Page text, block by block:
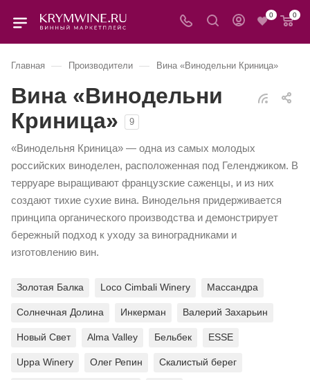
0 0
Главная — Производители — Вина «Винодельни Криница»
Вина «Винодельни
Криница»
9
«Винодельня Криница» — одна из самых молодых
российских виноделен, расположенная под Геленджиком. В
терруаре выращивают французские саженцы, и из них
создают тихие сухие вина. Винодельня придерживается
принципа органического производства и демонстрирует
бережный подход к уходу за виноградниками и
изготовлению вин.
Золотая Балка Loco Cimbali Winery Массандра
Солнечная Долина Инкерман Валерий Захарьин
Новый Свет Alma Valley Бельбек ESSE
Uppa Winery Олег Репин Скалистый берег